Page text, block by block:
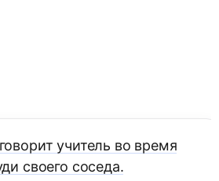
учитель во время
своего соседа.